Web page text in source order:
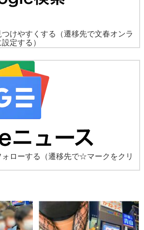
けやすくする（遷移先で文春オンラ
設定する）
ローする